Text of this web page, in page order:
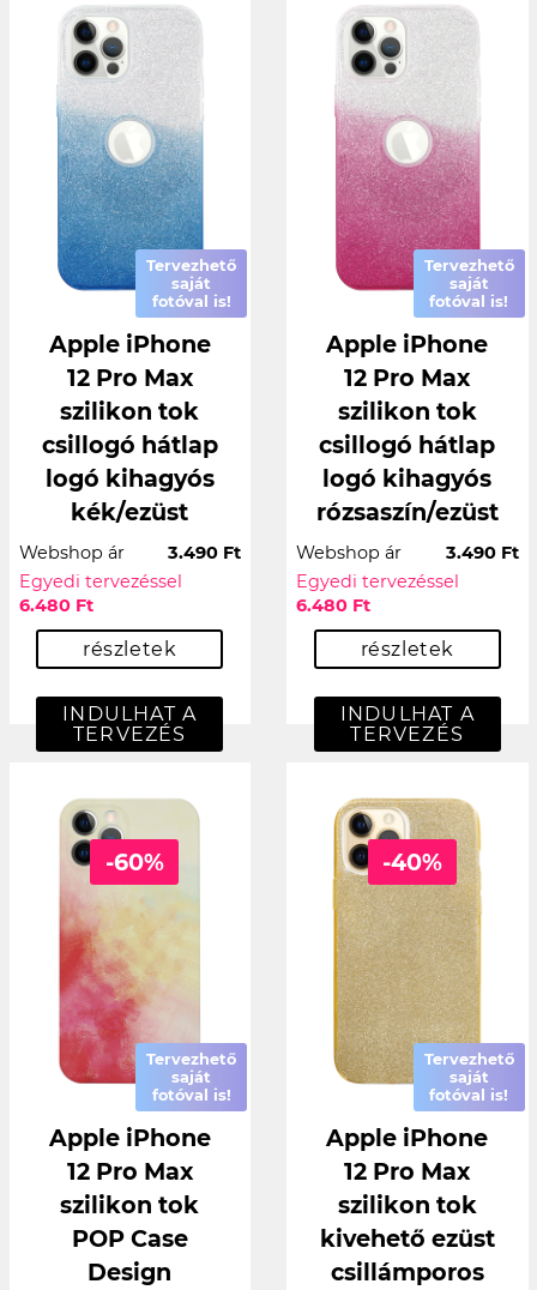
Tervezhető
saját
fotóval is!
Apple iPhone
12 Pro Max
szilikon tok
csillogó hátlap
logó kihagyós
kék/ezüst
Webshop ár
3.490 Ft
Egyedi tervezéssel
6.480 Ft
részletek
INDULHAT A
TERVEZÉS
Tervezhető
saját
fotóval is!
Apple iPhone
12 Pro Max
szilikon tok
csillogó hátlap
logó kihagyós
rózsaszín/ezüst
Webshop ár
3.490 Ft
Egyedi tervezéssel
6.480 Ft
részletek
INDULHAT A
TERVEZÉS
-60%
Tervezhető
saját
fotóval is!
Apple iPhone
12 Pro Max
szilikon tok
POP Case
Design
-40%
Tervezhető
saját
fotóval is!
Apple iPhone
12 Pro Max
szilikon tok
kivehető ezüst
csillámporos